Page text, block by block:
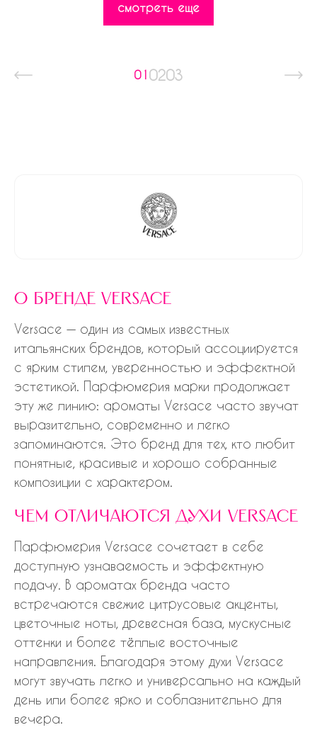
смотреть еще
01 0203
о бренде versace
Versace — один из самых известных
итальянских брендов, который ассоциируется
с ярким стилем, уверенностью и эффектной
эстетикой. Парфюмерия марки продолжает
эту же линию: ароматы Versace часто звучат
выразительно, современно и легко
запоминаются. Это бренд для тех, кто любит
понятные, красивые и хорошо собранные
композиции с характером.
чем отличаются духи versace
Парфюмерия Versace сочетает в себе
доступную узнаваемость и эффектную
подачу. В ароматах бренда часто
встречаются свежие цитрусовые акценты,
цветочные ноты, древесная база, мускусные
оттенки и более тёплые восточные
направления. Благодаря этому духи Versace
могут звучать легко и универсально на каждый
день или более ярко и соблазнительно для
вечера.